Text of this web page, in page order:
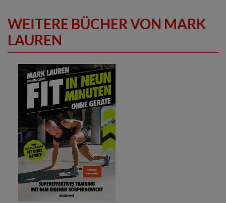
WEITERE BÜCHER VON MARK
LAUREN